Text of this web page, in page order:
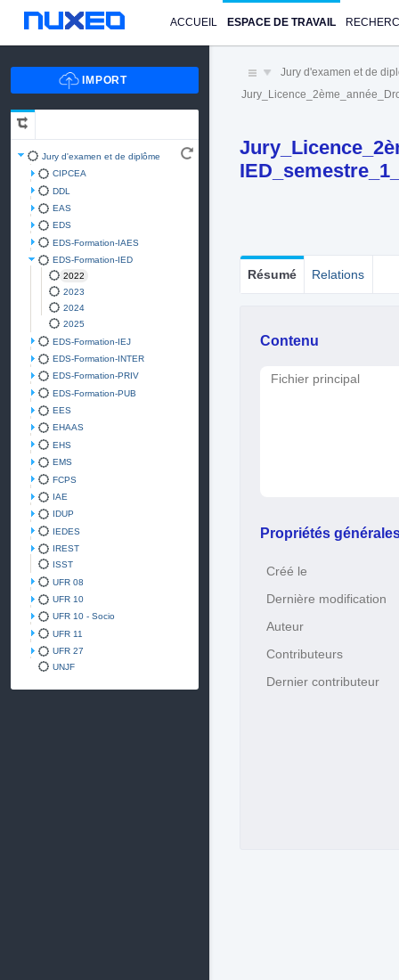
ACCUEIL ESPACE DE TRAVAIL
Jury d'examen et de diplôme
CIPCEA
DDL
EAS
EDS
EDS-Formation-IAES
EDS-Formation-IED
2022
2023
2024
2025
EDS-Formation-IEJ
EDS-Formation-INTER
EDS-Formation-PRIV
EDS-Formation-PUB
EES
EHAAS
EHS
EMS
FCPS
IAE
IDUP
IEDES
IREST
ISST
UFR 08
UFR 10
UFR 10 - Socio
UFR 11
UFR 27
UNJF
Jury d'examen et de
Résumé Relations
Contenu
Fichier principal
Propriétés
Créé le
Dernière modification
Auteur
Contributeurs
Dernier contributeur